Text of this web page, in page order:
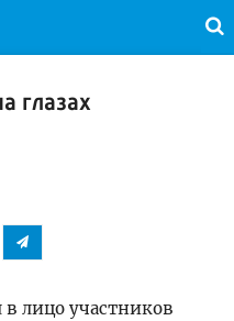
глазах
в лицо участников